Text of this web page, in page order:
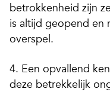
betrokkenheid zijn
is altijd geopend en
overspel.
4. Een opvallend
deze betrekkelijk